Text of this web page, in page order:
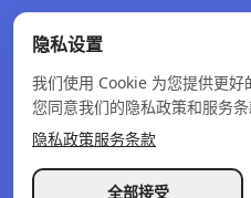
隐私政策
服务条款退款政策
隐私设置
我们使用 Cookie 为您提供更
您同意我们的隐私政策和服务条
隐私政策服务条款
全部接受